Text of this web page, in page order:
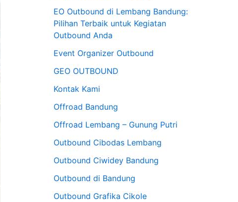
EO Outbound di Lembang Bandung:
Pilihan Terbaik untuk Kegiatan
Outbound Anda
Event Organizer Outbound
GEO OUTBOUND
Kontak Kami
Offroad Bandung
Offroad Lembang – Gunung Putri
Outbound Cibodas Lembang
Outbound Ciwidey Bandung
Outbound di Bandung
Outbound Grafika Cikole